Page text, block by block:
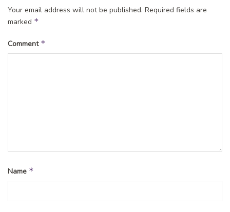
Your email address will not be published. Required fields are
marked *
Comment *
Name *